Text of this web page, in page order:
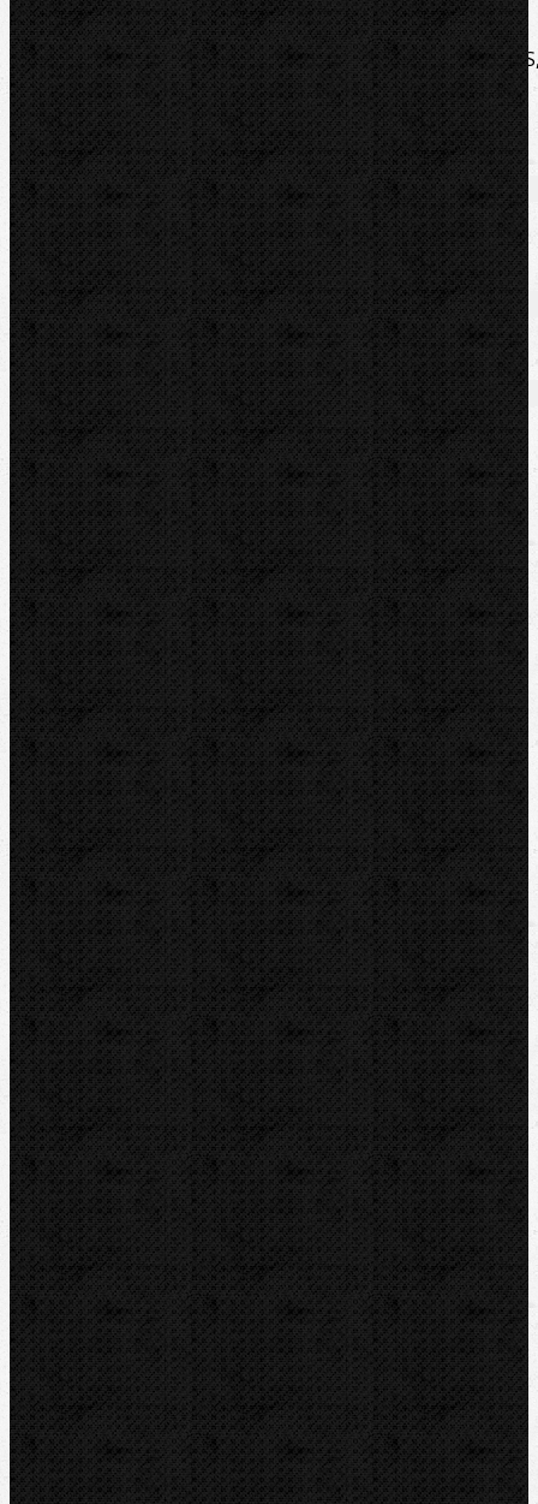
Ohýbací rameno k ohýbačkám k ohýbačkám CBC
OB85SB, OB2003E, P22A, MC2005P22A, OB85S.
Soubory/Odkazy
Tabulka
Zařazení
Ohýbačky
Ohýbačky / Ohýbací segmenty CBC
Komentáře
Přidat komentář
Sortiment
Akce
Bazar
Novinky
Videoinspekce
Detektory a těsnění
Montážní výbava
Svěráky a pracovní stoly
Pájení a hořáky
Svářečky plastů
Nůžky
Řezáky a kolečka
Odhrotovače, kalibry